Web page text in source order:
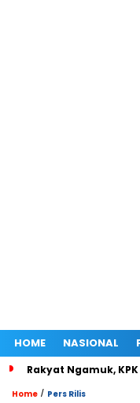
HOME NASIONAL
Rakyat Ngamuk,
Home / Pers Rilis